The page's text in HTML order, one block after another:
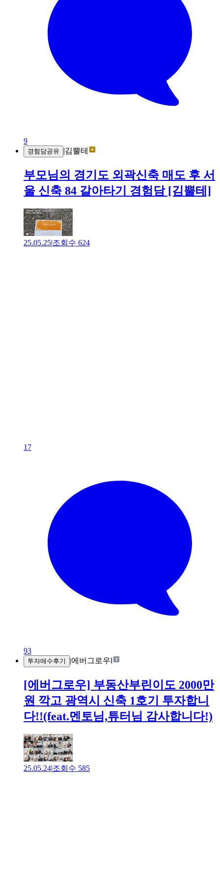
9
경험담공유 |김뿔테
부모님의 경기도 외곽신축 매도 후 서
울 신축 84 갈아타기 경험담 [김뿔테]
25.05.25|조회수 624
17
93
투자매수후기 |에버그로우l
[에버그로우] 부동산부린이도 2000만
원 깍고 광역시 신축 1호기 투자합니
다!!(feat.멘토님,튜터님 감사합니다!)
25.05.24|조회수 585